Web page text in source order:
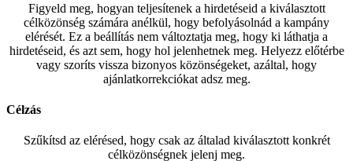
Figyeld meg, hogyan teljesítenek a hirdetéseid a kiválasztott
célközönség számára anélkül, hogy befolyásolnád a kampány
elérését. Ez a beállítás nem változtatja meg, hogy ki láthatja a
hirdetéseid, és azt sem, hogy hol jelenhetnek meg. Helyezz előtérbe
vagy szoríts vissza bizonyos közönségeket, azáltal, hogy
ajánlatkorrekciókat adsz meg.
Célzás
Szűkítsd az elérésed, hogy csak az általad kiválasztott konkrét
célközönségnek jelenj meg.